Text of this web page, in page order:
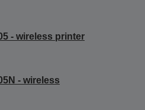
- wireless printer
- wireless